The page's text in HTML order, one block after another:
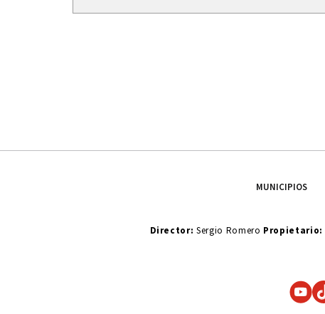
MUNICIPIOS
Director: Sergio Romero Propietario: